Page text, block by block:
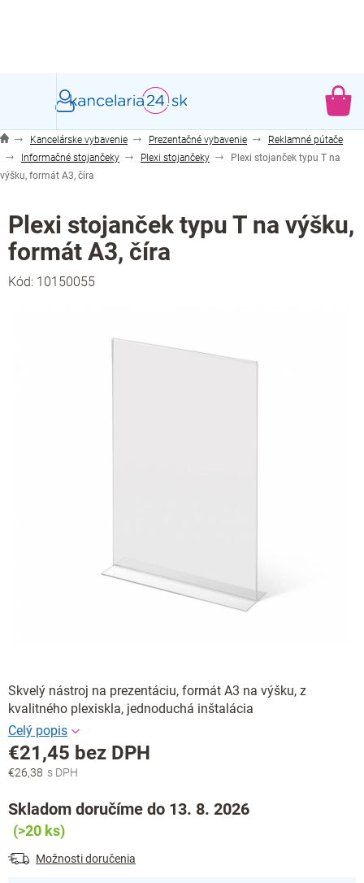
Kancelárske vybavenie Prezentačné vybavenie
Reklamné pútače
Informačné stojančeky
Plexi stojančeky
Plexi stojanček typu T na
výšku, formát A3, číra
Plexi stojanček typu T na výšku,
formát A3, číra
Kód: 10150055
Skvelý nástroj na prezentáciu, formát A3 na výšku, z
kvalitného plexiskla, jednoduchá inštalácia
€26,38
€21,45 bez DPH
Jednotková
Skladom doručíme do 13. 8. 2026
(>20 ks)
Možnosti doručenia